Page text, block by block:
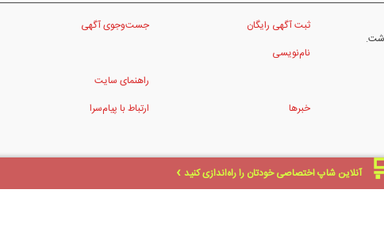
آنلاین شاپ اختصاصی خودتان را راه‌اندازی کنید
ثبت آگهی رایگان
نام‌نویسی
خبرها
جست‌وجوی آگهی
راهنمای سایت
ارتباط با پیام‌سرا